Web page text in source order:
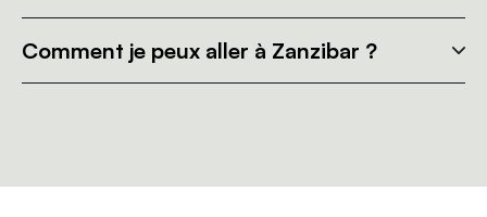
Comment je peux aller à Zanzibar ?